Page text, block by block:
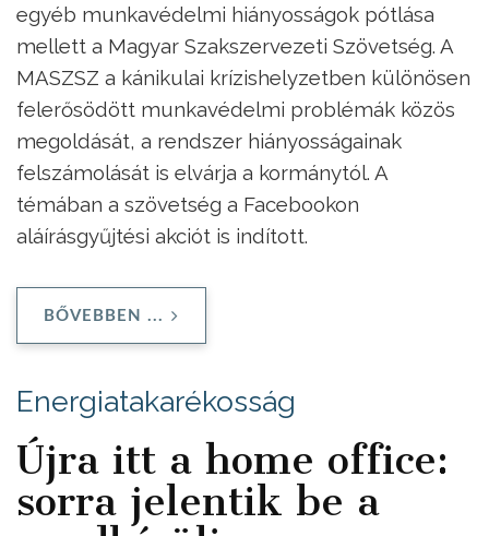
egyéb munkavédelmi hiányosságok pótlása
mellett a Magyar Szakszervezeti Szövetség. A
MASZSZ a kánikulai krízishelyzetben különösen
felerősödött munkavédelmi problémák közös
megoldását, a rendszer hiányosságainak
felszámolását is elvárja a kormánytól. A
témában a szövetség a Facebookon
aláírásgyűjtési akciót is indított.
BŐVEBBEN ...
Energiatakarékosság
Újra itt a home office:
sorra jelentik be a